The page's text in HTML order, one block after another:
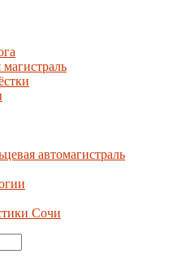
автомагистраль
Сочи